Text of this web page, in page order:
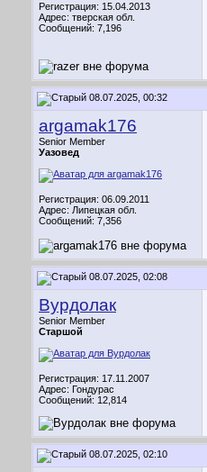
Регистрация: 15.04.2013
Адрес: тверская обл.
Сообщений: 7,196
08.07.2025, 00:32
argamak176
Senior Member
Уазовед
Регистрация: 06.09.2011
Адрес: Липецкая обл.
Сообщений: 7,356
08.07.2025, 02:08
Вурдолак
Senior Member
Старшой
Регистрация: 17.11.2007
Адрес: Гондурас
Сообщений: 12,814
08.07.2025, 02:10